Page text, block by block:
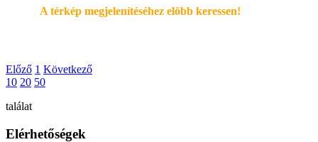
A térkép megjelenítéséhez elöbb keressen!
Előző 1 Következő
10 20 50
találat
Elérhetőségek